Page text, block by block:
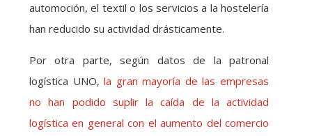
automoción, el textil o los servicios a la hostelería
han reducido su actividad drásticamente.
Por otra parte, según datos de la patronal
logística UNO,la gran mayoría de las empresas
no han podido suplir la caída de la actividad
logística en general con el aumento del comercio